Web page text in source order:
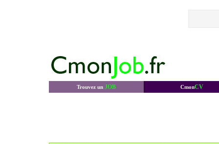
Trouvez un JOB CmonCV